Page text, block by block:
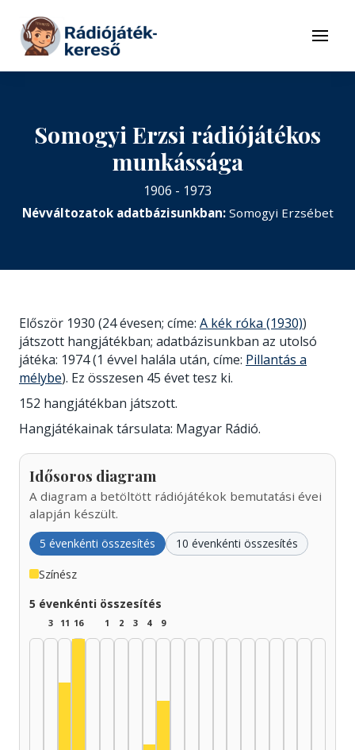
Tovább a tartalomhoz
Menü
Somogyi Erzsi rádiójátékos
munkássága
1906 - 1973
Névváltozatok adatbázisunkban: Somogyi Erzsébet
Először 1930 (24 évesen; címe: A kék róka (1930))
játszott hangjátékban; adatbázisunkban az utolsó
játéka: 1974 (1 évvel halála után, címe: Pillantás a
mélybe). Ez összesen 45 évet tesz ki.
152 hangjátékban játszott.
Hangjátékainak társulata: Magyar Rádió.
Idősoros diagram
A diagram a betöltött rádiójátékok bemutatási évei
alapján készült.
5 évenkénti összesítés 10 évenkénti összesítés
Színész
5 évenkénti összesítés
3 11
Színész, 1935–1939: 11
16 1 2 3 4 9